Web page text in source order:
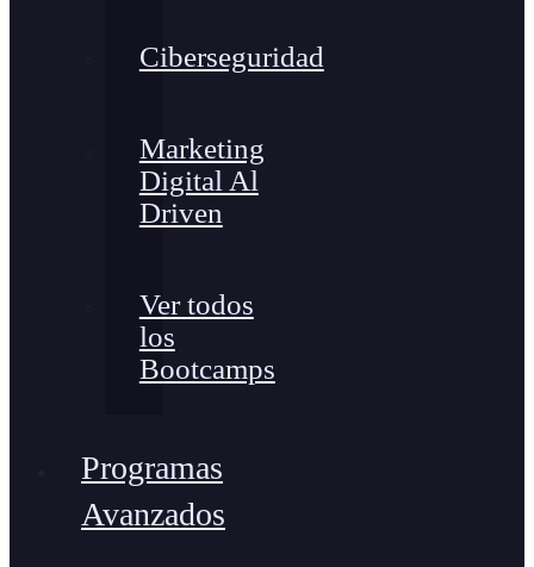
Ciberseguridad
Marketing
Digital Al
Driven
Ver todos
los
Bootcamps
Programas
Avanzados